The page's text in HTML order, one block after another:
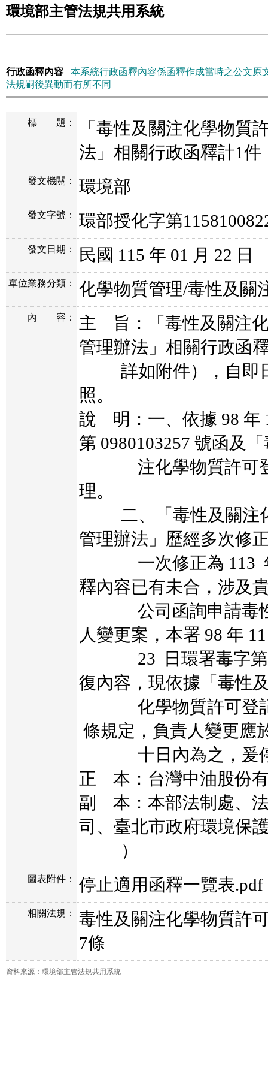
環境部主管法規共用系統
行政函釋內容
_本系統行政函釋內容係函釋作成當時之公文
法規嗣後異動而有所不同
標 題：
「毒性及關注化學物質
法」相關行政函釋計1
發文機關： 環境部
發文字號： 環部授化字第
發文日期： 民國 115 年 01 月 22 日
單位業務分類： 化學物質管理/毒性及關
內 容：
主 旨：「毒性及關注
管理辦法」相關行政函
詳如附件），自即
照。
說 明：一、依據 98 年
第 0980103257 號函及
注化學物質許可登
理。
二、「毒性及關注
管理辦法」歷經多次修
一次修正為 113 年
釋內容已有未合，涉及
公司函詢申請毒性
人變更案，本署 98 年
23 日環署毒字第
復內容，現依據「毒性
化學物質許可登記
條規定，負責人變更應
十日內為之，爰停
正 本：台灣中油股份
副 本：本部法制處、
司、臺北市政府環境保
）
圖表附件： 停止適用函釋一覽表.pdf
相關法規：
毒性及關注化學物質許
7條
資料來源：環境部主管法規共用系統